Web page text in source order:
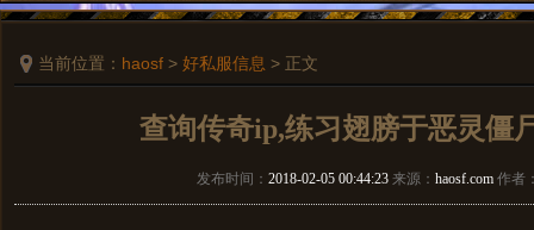
当前位置： haosf > 好私服信息 > 正文
查询传奇ip,练习翅膀于恶灵僵
发布时间： 2018-02-05 00:44:23 来源： haosf.com 作者